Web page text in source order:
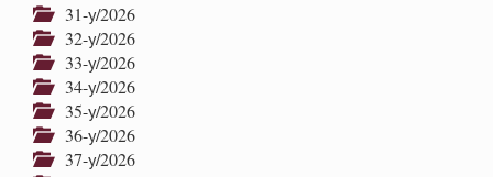
31-у/2026
32-у/2026
33-у/2026
34-у/2026
35-у/2026
36-у/2026
37-у/2026